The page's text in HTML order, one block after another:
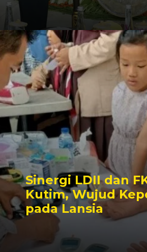
Sinergi LDII dan
Kutim, Wujud
pada Lansia